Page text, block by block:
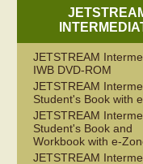
JETSTREAM
IWB DVD-ROM
JETSTREAM
Student's Book with
JETSTREAM
Student's Book and
Workbook with e-
JETSTREAM